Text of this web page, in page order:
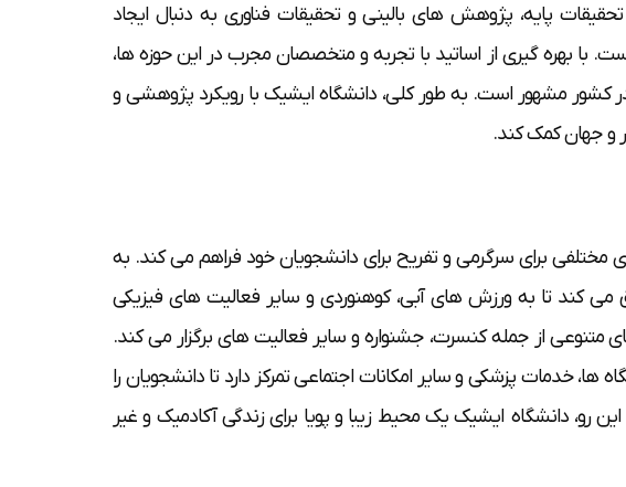
پایه، پژوهش های بالینی و تحقیقات فناوری به دنبال ایجاد
با بهره گیری از اساتید با تجربه و متخصصان مجرب در این حوزه ها،
در کشور مشهور است. به طور کلی، دانشگاه ایشیک با رویکرد پژوهشی و
و جهان کمک کند.
مختلفی برای سرگرمی و تفریح برای دانشجویان خود فراهم می کند. به
می کند تا به ورزش های آبی، کوهنوردی و سایر فعالیت های فیزیکی
متنوعی از جمله کنسرت، جشنواره و سایر فعالیت های برگزار می کند.
ها، خدمات پزشکی و سایر امکانات اجتماعی تمرکز دارد تا دانشجویان را
رو، دانشگاه ایشیک یک محیط زیبا و پویا برای زندگی آکادمیک و غیر